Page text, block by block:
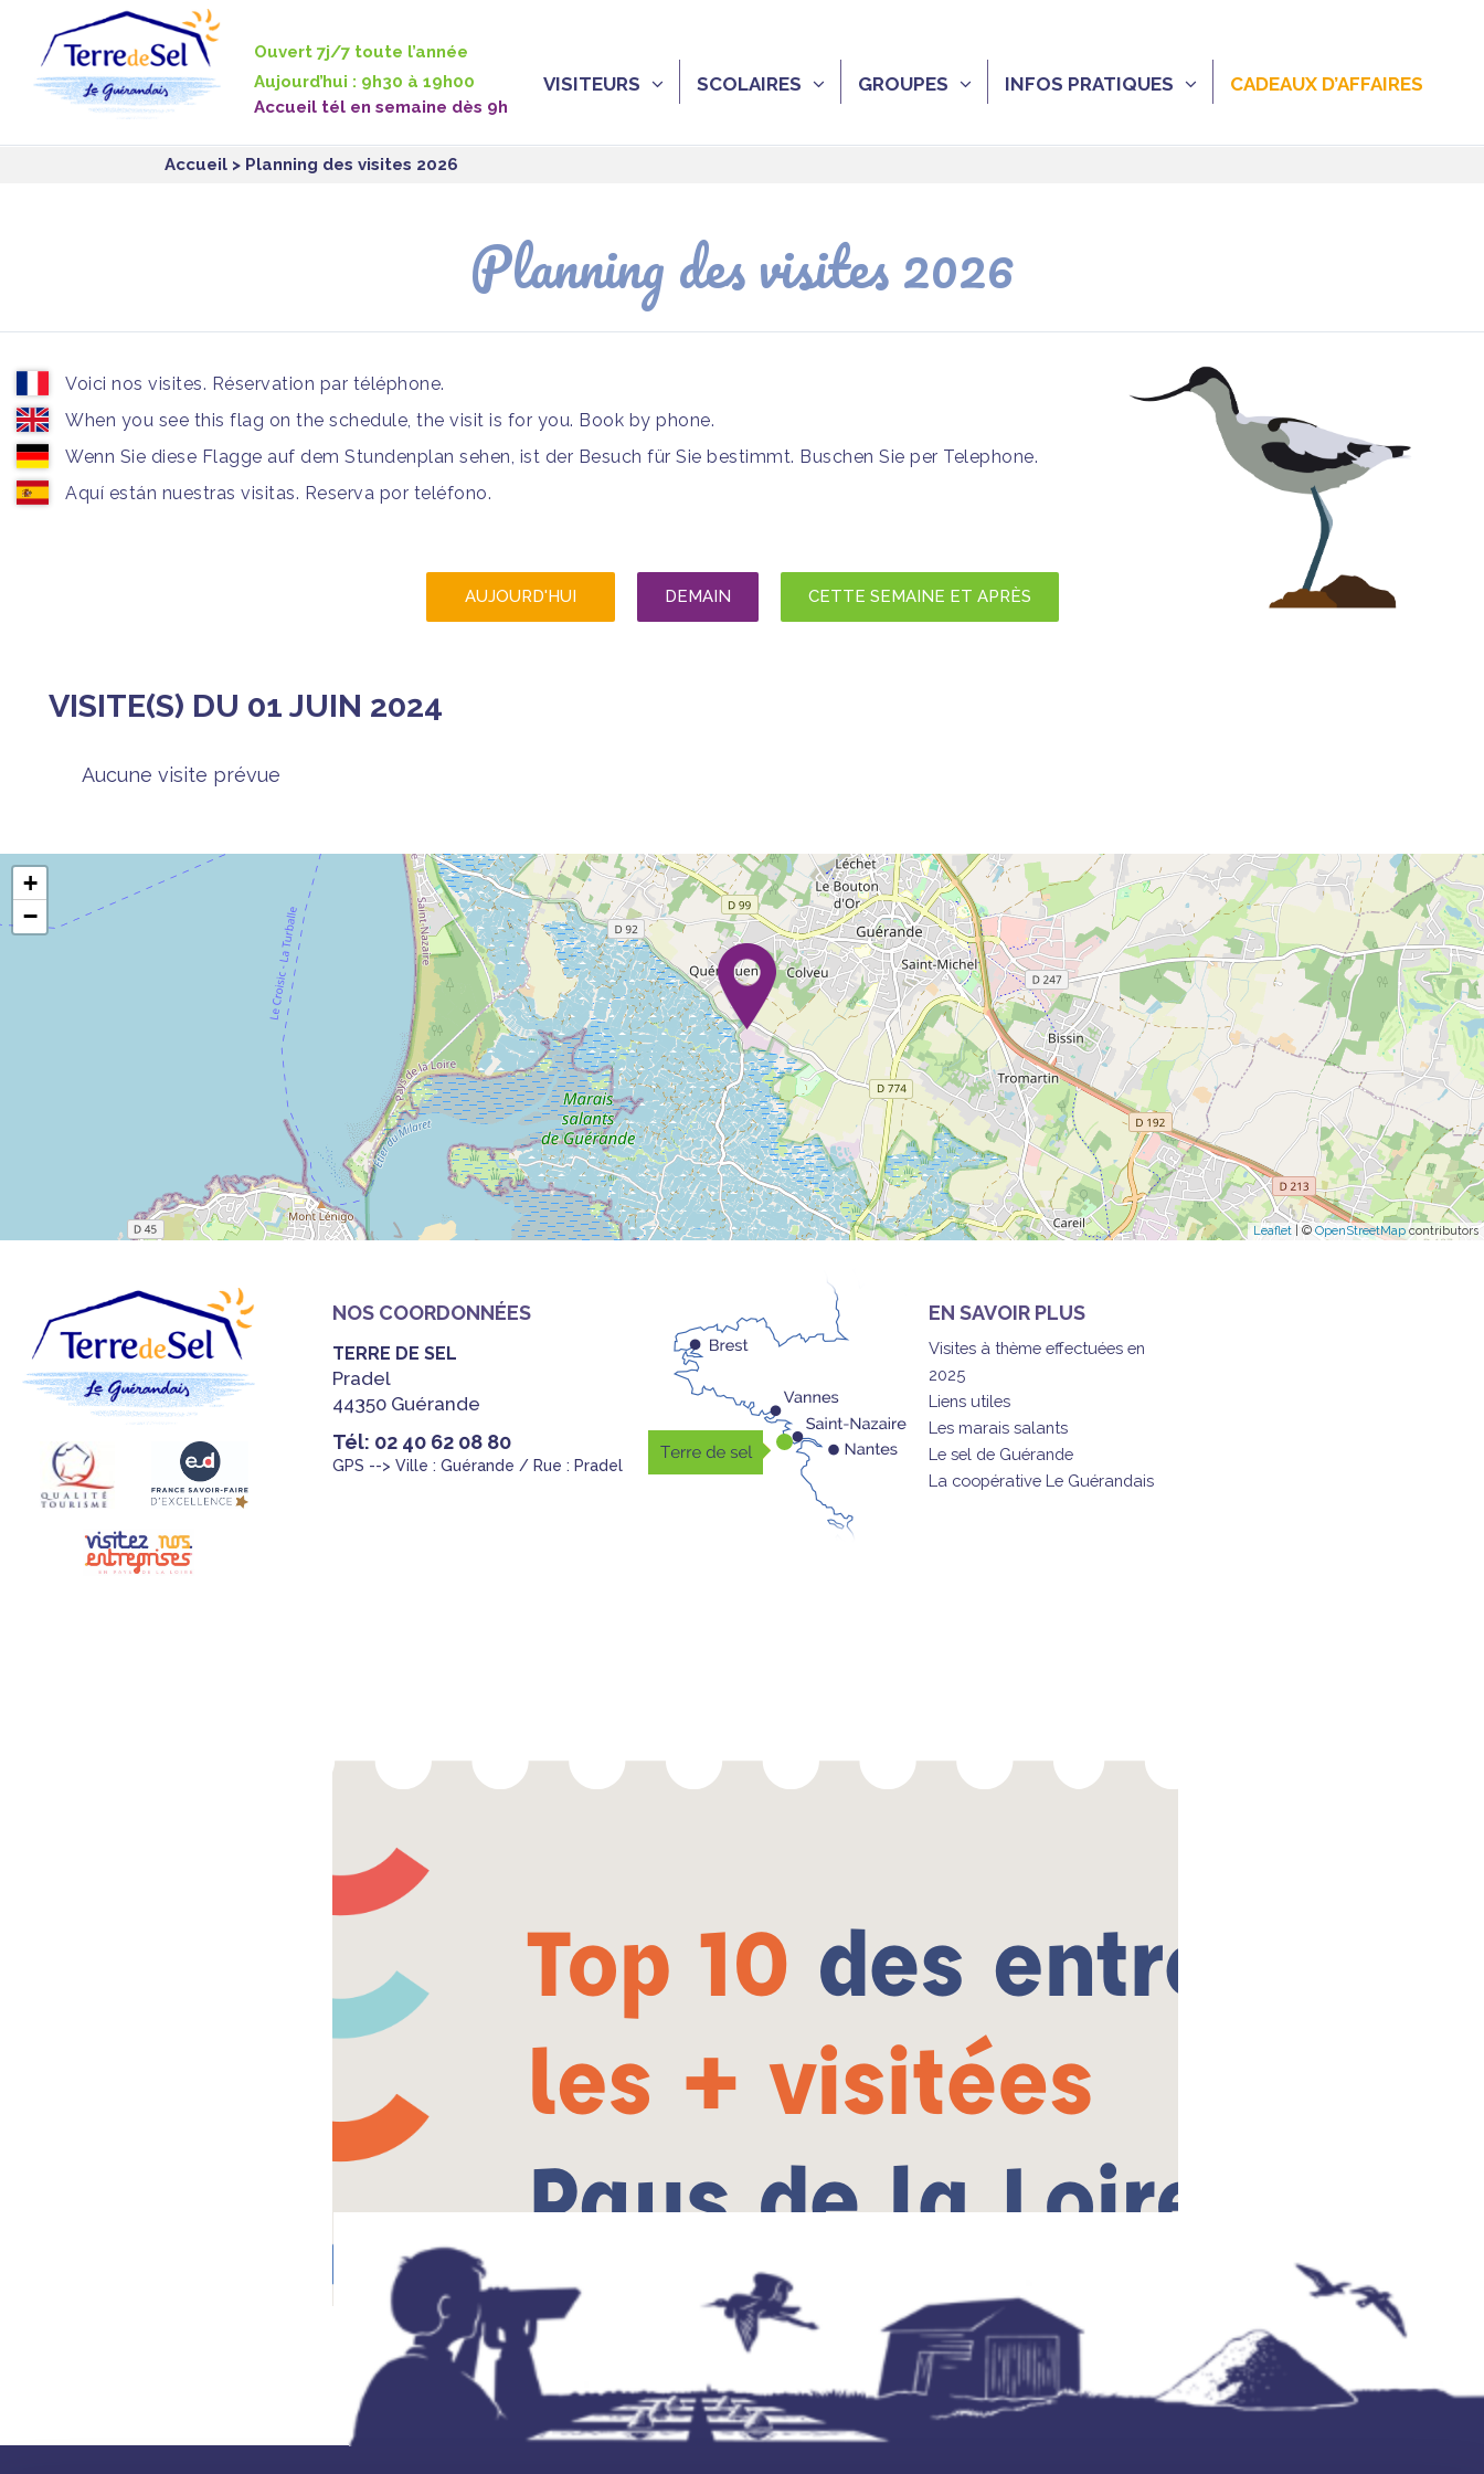
Ouvert 7j/7 toute l’année
Aujourd’hui : 9h30 à 19h00
Accueil tél en semaine dès 9h
VISITEURS SCOLAIRES GROUPES INFOS PRATIQUES CADEAUX D’AFFAIRES
Accueil > Planning des visites 2026
Planning des visites 2026
Voici nos visites. Réservation par téléphone.
When you see this flag on the schedule, the visit is for you. Book by phone.
Wenn Sie diese Flagge auf dem Stundenplan sehen, ist der Besuch für Sie bestimmt. Buschen Sie per Telephone.
Aquí están nuestras visitas. Reserva por teléfono.
AUJOURD'HUI DEMAIN CETTE SEMAINE ET APRÈS
VISITE(S) DU 01 JUIN 2024
Aucune visite prévue
+
−
Leaflet | © OpenStreetMap contributors
NOS COORDONNÉES
TERRE DE SEL
Pradel
44350 Guérande
Tél: 02 40 62 08 80
GPS --> Ville : Guérande / Rue : Pradel
EN SAVOIR PLUS
Visites à thème effectuées en
2025
Liens utiles
Les marais salants
Le sel de Guérande
La coopérative Le Guérandais
Panneau de gestion des cookies